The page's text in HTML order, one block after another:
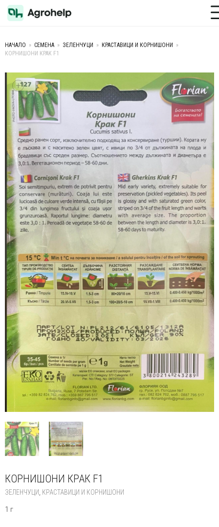
Toggle
НАЧАЛО » СЕМЕНА » ЗЕЛЕНЧУЦИ » КРАСТАВИЦИ И КОРНИШОНИ
»
КОРНИШОНИ КРАК F1
+
КОРНИШОНИ КРАК F1
ЗЕЛЕНЧУЦИ КРАСТАВИЦИ И КОРНИШОНИ
1 г